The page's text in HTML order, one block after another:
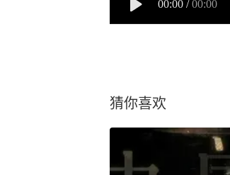
00:00 / 00:00
猜你喜欢